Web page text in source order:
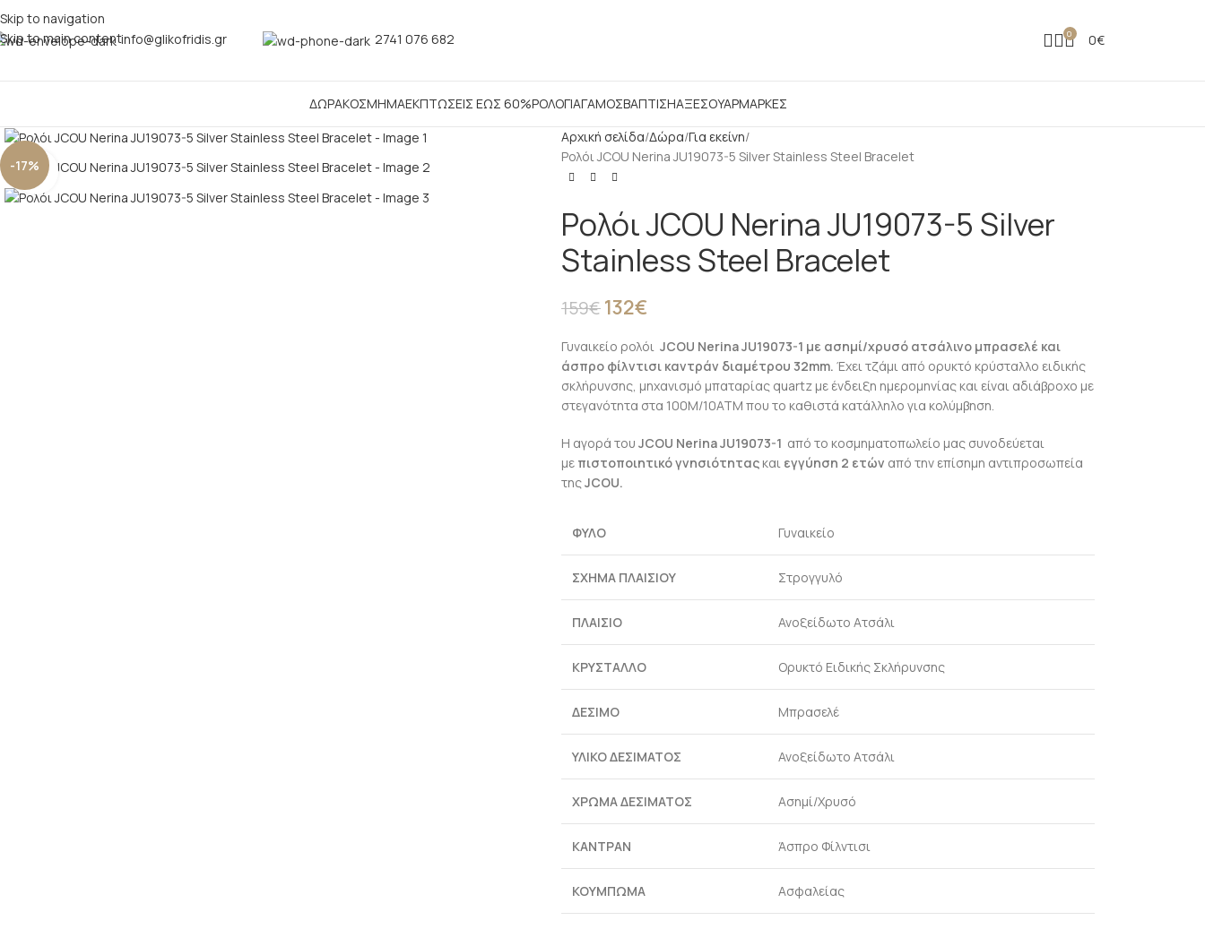
Skip to navigation
Skip to main contentinfo@glikofridis.gr 2741 076 682 0 0€
ΔΩΡΑΚΟΣΜΗΜΑΕΚΠΤΩΣΕΙΣ ΕΩΣ 60%ΡΟΛΟΓΙΑΓΑΜΟΣΒΑΠΤΙΣΗΑΞΕΣΟΥΑΡΜΑΡΚΕΣ
-17% Click to enlarge
Αρχική σελίδα Δώρα Για εκείνη
Ρολόι JCOU Nerina JU19073-5 Silver Stainless Steel Bracelet
Ρολόι JCOU Nerina JU19073-5 Silver
Stainless Steel Bracelet
159€132€
Γυναικείο ρολόιJCOU Nerina JU19073-1 με ασημί/χρυσό ατσάλινο μπρασελέ και
άσπρο φίλντισι καντράν διαμέτρου 32mm. Έχει τζάμι από ορυκτό κρύσταλλο ειδικής
σκλήρυνσης, μηχανισμό μπαταρίας quartz με ένδειξη ημερομηνίας και είναι αδιάβροχο με
στεγανότητα στα 100M/10ΑΤΜ που το καθιστά κατάλληλο για κολύμβηση.
Η αγορά του JCOU Nerina JU19073-1 από το κοσμηματοπωλείο μας συνοδεύεται
με πιστοποιητικό γνησιότηταςκαι εγγύηση 2 ετών από την επίσημη αντιπροσωπεία
τηςJCOU.
ΦΥΛΟ Γυναικείο
ΣΧΗΜΑ ΠΛΑΙΣΙΟΥ Στρογγυλό
ΠΛΑΙΣΙΟ Ανοξείδωτο Ατσάλι
ΚΡΥΣΤΑΛΛΟ Ορυκτό Ειδικής Σκλήρυνσης
ΔΕΣΙΜΟ Μπρασελέ
ΥΛΙΚΟ ΔΕΣΙΜΑΤΟΣ Ανοξείδωτο Ατσάλι
ΧΡΩΜΑ ΔΕΣΙΜΑΤΟΣ Ασημί/Χρυσό
ΚΑΝΤΡΑΝ Άσπρο Φίλντισι
ΚΟΥΜΠΩΜΑ Ασφαλείας